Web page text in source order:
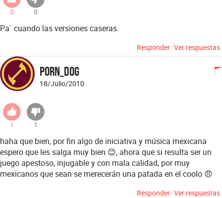
0 0
Pa´ cuando las versiones caseras.
Responder Ver respuestas
pORN_dOG
18/Julio/2010
1 1
haha que bien, por fin algo de iniciativa y música mexicana
espero que les salga muy bien 😊, ahora que si resulta ser un
juego apestoso, injugable y con mala calidad, por muy
mexicanos que sean se merecerán una patada en el coolo 😠
Responder Ver respuestas